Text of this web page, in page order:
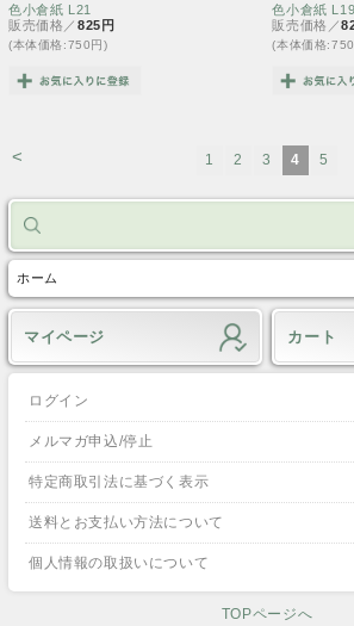
色小倉紙 L21
販売価格／825円
(本体価格:750円)
色小倉紙 L19
販売価格／
(本体価格
< 1 2 3 4 5
ホーム
マイページ カート
ログイン
メルマガ申込/停止
特定商取引法に基づく表示
送料とお支払い方法について
個人情報の取扱いについて
TOPページへ